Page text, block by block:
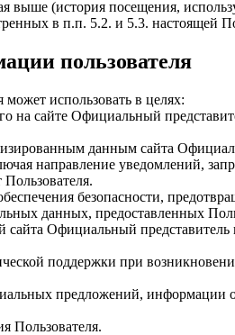
выше (история посещения,
в п.п. 5.2. и 5.3. настоящей
пользователя
использовать в целях:
на сайте Официальный
данным сайта
направление уведомлений,
Пользователя.
безопасности,
данных, предоставленных
сайта Официальный
поддержки при
предложений,
Пользователя.